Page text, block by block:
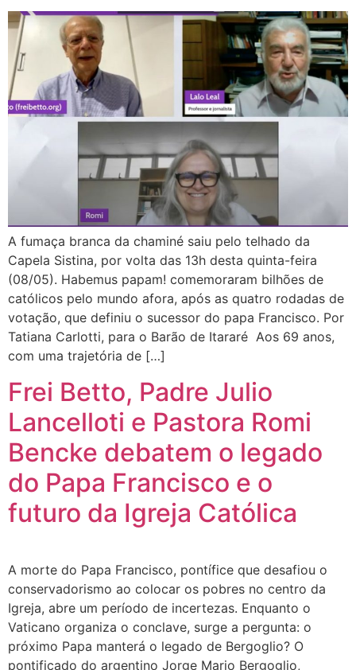
A fumaça branca da chaminé saiu pelo telhado da
Capela Sistina, por volta das 13h desta quinta-feira
(08/05). Habemus papam! comemoraram bilhões de
católicos pelo mundo afora, após as quatro rodadas de
votação, que definiu o sucessor do papa Francisco. Por
Tatiana Carlotti, para o Barão de Itararé Aos 69 anos,
com uma trajetória de […]
Frei Betto, Padre Julio
Lancelloti e Pastora Romi
Bencke debatem o legado
do Papa Francisco e o
futuro da Igreja Católica
A morte do Papa Francisco, pontífice que desafiou o
conservadorismo ao colocar os pobres no centro da
Igreja, abre um período de incertezas. Enquanto o
Vaticano organiza o conclave, surge a pergunta: o
próximo Papa manterá o legado de Bergoglio? O
pontificado do argentino Jorge Mario Bergoglio,